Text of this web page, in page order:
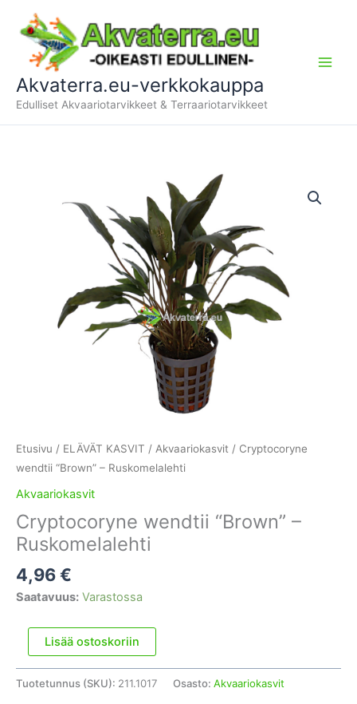
sisältöön
Akvaterra.eu-verkkokauppa
Edulliset Akvaariotarvikkeet & Terraariotarvikkeet
Etusivu / ELÄVÄT KASVIT / Akvaariokasvit / Cryptocoryne
wendtii “Brown” – Ruskomelalehti
Akvaariokasvit
Cryptocoryne wendtii “Brown” –
Ruskomelalehti
4,96€
Saatavuus: Varastossa
Cryptocoryne
wendtii
Lisää ostoskoriin
Tuotetunnus (SKU): 211.1017 Osasto: Akvaariokasvit